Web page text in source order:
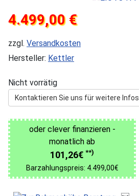
4.499,00 €
zzgl. Versandkosten
Hersteller: Kettler
Nicht vorrätig
Kontaktieren Sie uns für weitere Infos
oder clever finanzieren -
monatlich ab
101,26€ **)
Barzahlungspreis: 4.499,00€